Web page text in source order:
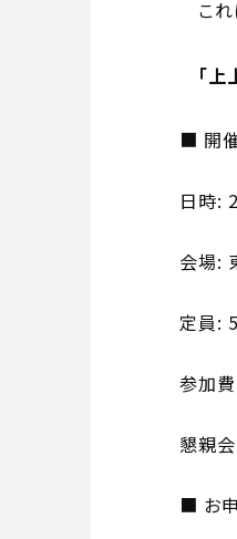
これ
「上
■ 開
日時:
会場:
定員:
参加
懇親
■ お